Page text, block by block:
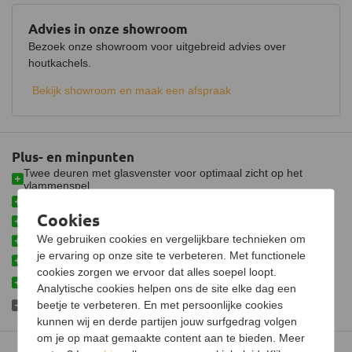
Plus- en minpunten
Twee deuren met glasvenster voor optimaal zicht op het
vlammenspel
Hoog rendement door uniek verbrandingssysteem
Mogelijk met 360° draaimodule
Wordt geleverd met hittebestendige lak en asschep
Voorkomt warmteverlies via de schoorsteen wanneer niet in
gebruik
Hittebestendige lak nog niet geïmpregneerd
Advies in onze showroom
Bezoek onze showroom voor uitgebreid advies over
houtkachels.
Bekijk showroom en maak een afspraak
Hout opbergruimte
Luchtregelaar
Aansluiting Bovenaansluiting
Fijnstof per kubieke meter
Gemiddelde CO emissie 0,05%
Schoneruitsysteem
Luchttoevoeraansluiting
Aansluitbaar op CV
Afmetingen (B x D x H) 68 x 36 x 63 cm
Gewicht 120 kg
Cookies
We gebruiken cookies en vergelijkbare technieken om
je ervaring op onze site te verbeteren. Met functionele
cookies zorgen we ervoor dat alles soepel loopt.
Analytische cookies helpen ons de site elke dag een
beetje te verbeteren. En met persoonlijke cookies
kunnen wij en derde partijen jouw surfgedrag volgen
om je op maat gemaakte content aan te bieden. Meer